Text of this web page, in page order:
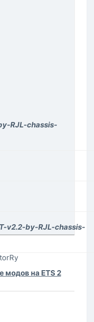
RJL-chassis-
v2.2-by-RJL-chassis-
модов на ETS 2